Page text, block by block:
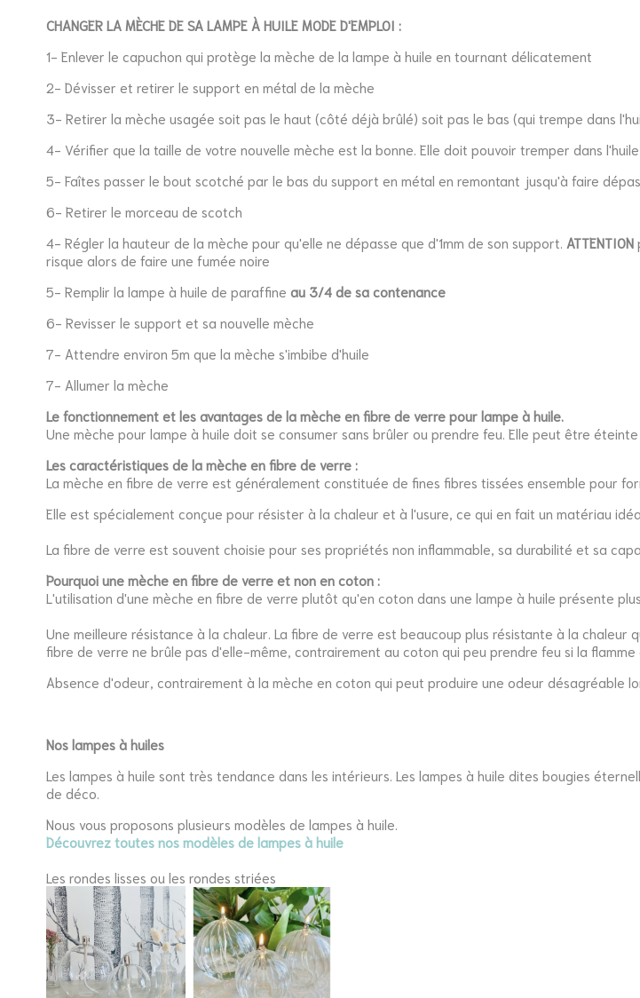
CHANGER LA MÈCHE DE SA LAMPE À HUILE MODE D'EMPLOI :
1- Enlever le capuchon qui protège la mèche de la lampe à huile en tournant délicatement
2- Dévisser et retirer le support en métal de la mèche
3- Retirer la mèche usagée soit pas le haut (côté déjà brûlé) soit pas le bas (qui trempe dans
4- Vérifier que la taille de votre nouvelle mèche est la bonne. Elle doit pouvoir tremper dans
5- Faîtes passer le bout scotché par le bas du support en métal en remontant jusqu'à faire
6- Retirer le morceau de scotch
4- Régler la hauteur de la mèche pour qu'elle ne dépasse que d'1mm de son support. ATTENTION
risque alors de faire une fumée noire
5- Remplir la lampe à huile de paraffine au 3/4 de sa contenance
6- Revisser le support et sa nouvelle mèche
7- Attendre environ 5m que la mèche s'imbibe d'huile
7- Allumer la mèche
Le fonctionnement et les avantages de la mèche en fibre de verre pour lampe à huile.
Une mèche pour lampe à huile doit se consumer sans brûler ou prendre feu. Elle peut être
Les caractéristiques de la mèche en fibre de verre :
La mèche en fibre de verre est généralement constituée de fines fibres tissées ensemble pour
Elle est spécialement conçue pour résister à la chaleur et à l'usure, ce qui en fait un matériau
La fibre de verre est souvent choisie pour ses propriétés non inflammable, sa durabilité et sa
Pourquoi une mèche en fibre de verre et non en coton :
L'utilisation d'une mèche en fibre de verre plutôt qu'en coton dans une lampe à huile présente
Une meilleure résistance à la chaleur. La fibre de verre est beaucoup plus résistante à la
fibre de verre ne brûle pas d'elle-même, contrairement au coton qui peu prendre feu si la
Absence d'odeur, contrairement à la mèche en coton qui peut produire une odeur désagréable
Nos lampes à huiles
Les lampes à huile sont très tendance dans les intérieurs. Les lampes à huile dites bougies
de déco.
Nous vous proposons plusieurs modèles de lampes à huile.
Découvrez toutes nos modèles de lampes à huile
Les rondes lisses ou les rondes striées